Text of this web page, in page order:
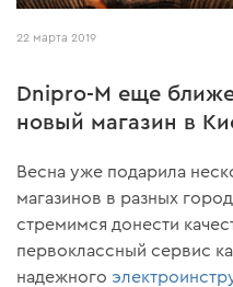
22 марта 2019
Dnipro-M еще
новый магазин в
Весна уже подарила
магазинов в разных
стремимся донести
первоклассный сервис
надежного